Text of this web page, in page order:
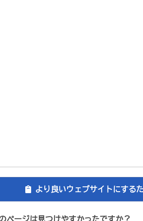
より良いウェブサイトにする
ページは見つけやすかったですか？